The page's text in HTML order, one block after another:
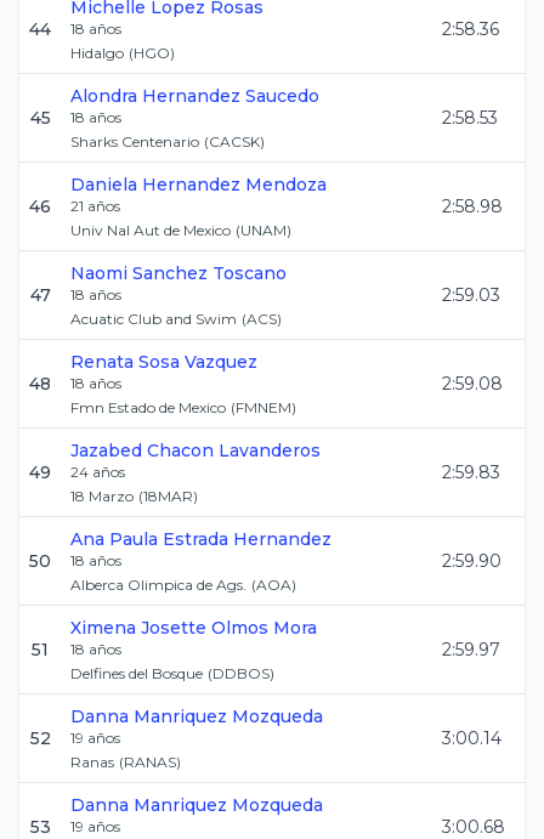
44
Michelle Lopez Rosas
18 años
Hidalgo (HGO)
2:58.36
45
Alondra Hernandez Saucedo
18 años
Sharks Centenario (CACSK)
2:58.53
46
Daniela Hernandez Mendoza
21 años
Univ Nal Aut de Mexico (UNAM)
2:58.98
47
Naomi Sanchez Toscano
18 años
Acuatic Club and Swim (ACS)
2:59.03
48
Renata Sosa Vazquez
18 años
Fmn Estado de Mexico (FMNEM)
2:59.08
49
Jazabed Chacon Lavanderos
24 años
18 Marzo (18MAR)
2:59.83
50
Ana Paula Estrada Hernandez
18 años
Alberca Olimpica de Ags. (AOA)
2:59.90
51
Ximena Josette Olmos Mora
18 años
Delfines del Bosque (DDBOS)
2:59.97
52
Danna Manriquez Mozqueda
19 años
Ranas (RANAS)
3:00.14
53
Danna Manriquez Mozqueda
19 años
3:00.68